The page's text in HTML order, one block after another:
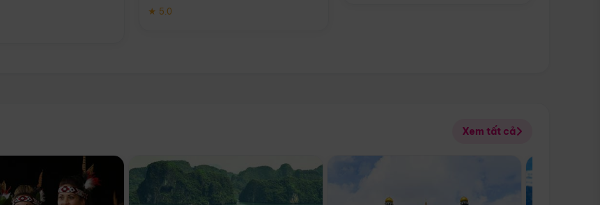
★ 5.0
Xem tất cả